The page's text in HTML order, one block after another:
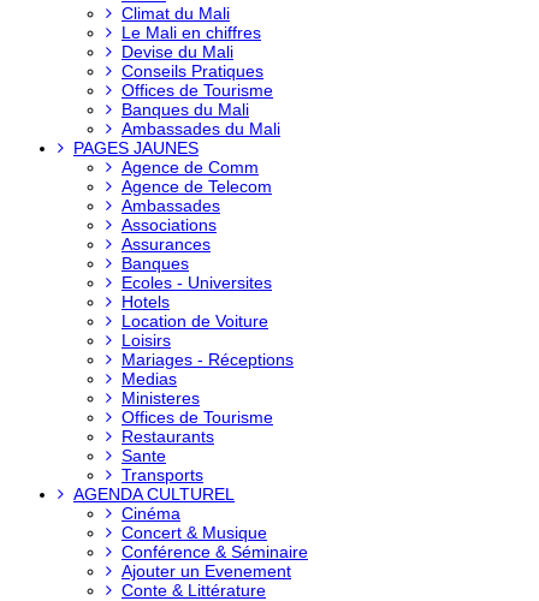
Climat du Mali
Le Mali en chiffres
Devise du Mali
Conseils Pratiques
Offices de Tourisme
Banques du Mali
Ambassades du Mali
PAGES JAUNES
Agence de Comm
Agence de Telecom
Ambassades
Associations
Assurances
Banques
Ecoles - Universites
Hotels
Location de Voiture
Loisirs
Mariages - Réceptions
Medias
Ministeres
Offices de Tourisme
Restaurants
Sante
Transports
AGENDA CULTUREL
Cinéma
Concert & Musique
Conférence & Séminaire
Ajouter un Evenement
Conte & Littérature